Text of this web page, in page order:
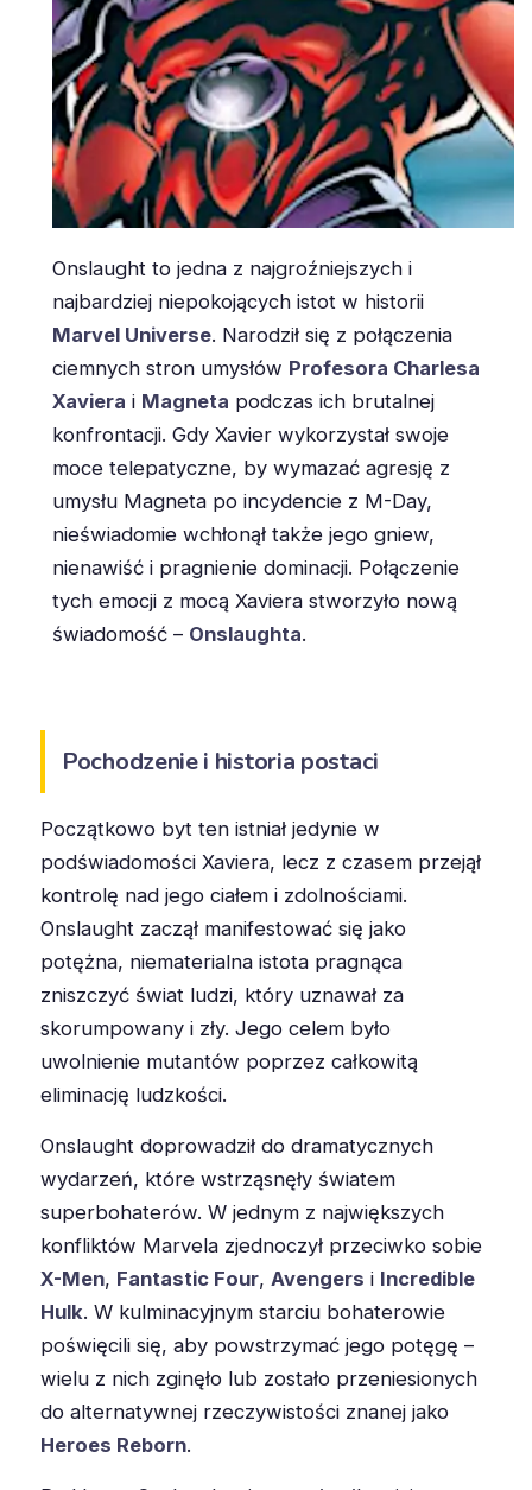
Onslaught to jedna z najgroźniejszych i
najbardziej niepokojących istot w historii
Marvel Universe. Narodził się z połączenia
ciemnych stron umysłów Profesora Charlesa
Xaviera i Magneta podczas ich brutalnej
konfrontacji. Gdy Xavier wykorzystał swoje
moce telepatyczne, by wymazać agresję z
umysłu Magneta po incydencie z M-Day,
nieświadomie wchłonął także jego gniew,
nienawiść i pragnienie dominacji. Połączenie
tych emocji z mocą Xaviera stworzyło nową
świadomość – Onslaughta.
Pochodzenie i historia postaci
Początkowo byt ten istniał jedynie w
podświadomości Xaviera, lecz z czasem przejął
kontrolę nad jego ciałem i zdolnościami.
Onslaught zaczął manifestować się jako
potężna, niematerialna istota pragnąca
zniszczyć świat ludzi, który uznawał za
skorumpowany i zły. Jego celem było
uwolnienie mutantów poprzez całkowitą
eliminację ludzkości.
Onslaught doprowadził do dramatycznych
wydarzeń, które wstrząsnęły światem
superbohaterów. W jednym z największych
konfliktów Marvela zjednoczył przeciwko sobie
X-Men, Fantastic Four, Avengers i Incredible
Hulk. W kulminacyjnym starciu bohaterowie
poświęcili się, aby powstrzymać jego potęgę –
wielu z nich zginęło lub zostało przeniesionych
do alternatywnej rzeczywistości znanej jako
Heroes Reborn.